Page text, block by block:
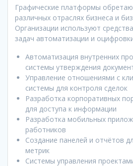
Графические платформы
различных отраслях бизнеса и
Организации используют
задач автоматизации и
Автоматизация внутренних
системы утверждения
Управление отношениями с
системы для контроля сделок
Разработка корпоративных
для доступа к информации
Разработка мобильных
работников
Создание панелей и отчётов
метрик
Системы управления